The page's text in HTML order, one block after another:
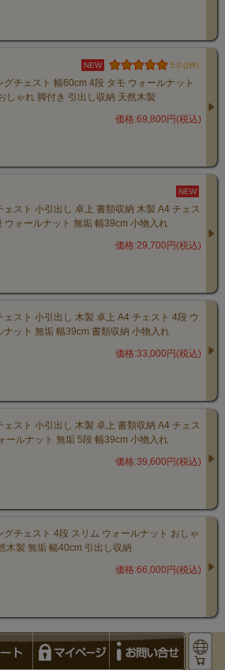
でも使いやすく、書
っきり整理できます
NEW 5.0 (2件)
グチェスト 幅60cm 4段 タモ ウォールナット
しゃれ 脚付き 引出し収納 天然木製
価格:69,800円(税込)
NEW
ェスト 小引出し 卓上 書類収納 木製 A4 チェス
ウォールナット 無垢 幅39cm 小物入れ
価格:29,700円(税込)
ェスト 小引出し 木製 卓上 A4 チェスト 4段 ウ
ナット 無垢 幅39cm 書類収納 小物入れ
価格:33,000円(税込)
ェスト 小引出し 木製 卓上 書類収納 A4 チェス
ールナット 無垢 5段 幅39cm 小物入れ
価格:39,600円(税込)
グチェスト 4段 スリム ウォールナット おしゃ
木製 無垢 幅40cm 引出し収納
価格:66,000円(税込)